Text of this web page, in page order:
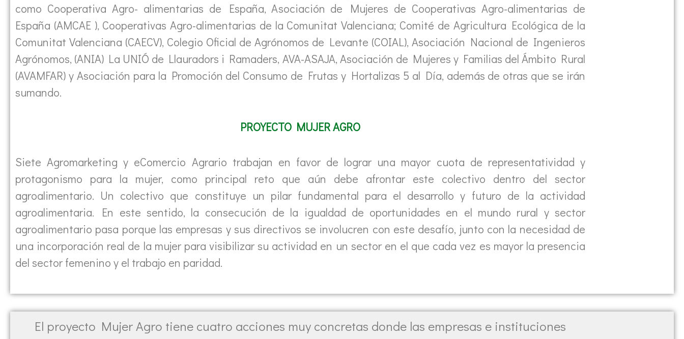
como Cooperativa Agro- alimentarias de España, Asociación de Mujeres de Cooperativas Agro-alimentarias de
España (AMCAE ), Cooperativas Agro-alimentarias de la Comunitat Valenciana; Comité de Agricultura Ecológica de la
Comunitat Valenciana (CAECV), Colegio Oficial de Agrónomos de Levante (COIAL), Asociación Nacional de Ingenieros
Agrónomos, (ANIA) La UNIÓ de Llauradors i Ramaders, AVA-ASAJA, Asociación de Mujeres y Familias del Ámbito Rural
(AVAMFAR) y Asociación para la Promoción del Consumo de Frutas y Hortalizas 5 al Día, además de otras que se irán
sumando.
PROYECTO MUJER AGRO
Siete Agromarketing y eComercio Agrario trabajan en favor de lograr una mayor cuota de representatividad y
protagonismo para la mujer, como principal reto que aún debe afrontar este colectivo dentro del sector
agroalimentario. Un colectivo que constituye un pilar fundamental para el desarrollo y futuro de la actividad
agroalimentaria. En este sentido, la consecución de la igualdad de oportunidades en el mundo rural y sector
agroalimentario pasa porque las empresas y sus directivos se involucren con este desafío, junto con la necesidad de
una incorporación real de la mujer para visibilizar su actividad en un sector en el que cada vez es mayor la presencia
del sector femenino y el trabajo en paridad.
El proyecto Mujer Agro tiene cuatro acciones muy concretas donde las empresas e instituciones